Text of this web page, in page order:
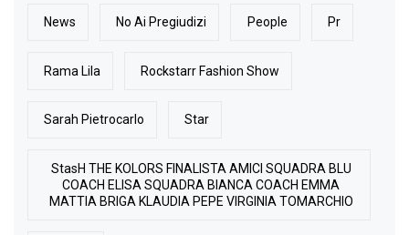
News No Ai Pregiudizi People Pr
Rama Lila Rockstarr Fashion Show
Sarah Pietrocarlo Star
StasH THE KOLORS FINALISTA AMICI SQUADRA BLU
COACH ELISA SQUADRA BIANCA COACH EMMA
MATTIA BRIGA KLAUDIA PEPE VIRGINIA TOMARCHIO